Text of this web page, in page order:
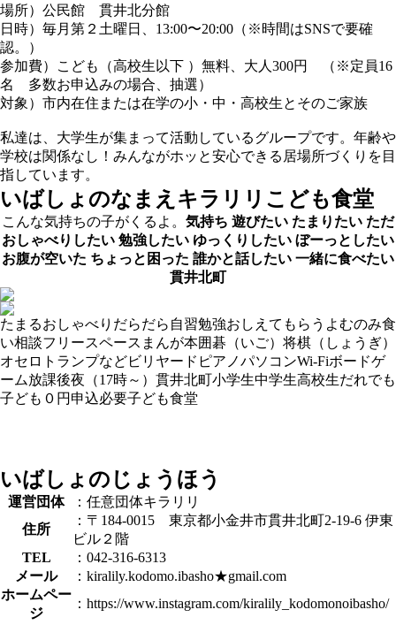
場所）公民館 貫井北分館
日時）毎月第２土曜日、13:00〜20:00（※時間はSNSで要確
認。）
参加費）こども（高校生以下 ）無料、大人300円 （※定員16
名 多数お申込みの場合、抽選）
対象）市内在住または在学の小・中・高校生とそのご家族
私達は、大学生が集まって活動しているグループです。年齢や
学校は関係なし！みんながホッと安心できる居場所づくりを目
指しています。
いばしょのなまえ キラリリこども食堂
こんな気持ちの子がくるよ。 気持ち 遊びたい たまりたい ただ
おしゃべりしたい 勉強したい ゆっくりしたい ぼーっとしたい
お腹が空いた ちょっと困った 誰かと話したい 一緒に食べたい
貫井北町
たまるおしゃべり だらだら 自習勉強おしえてもらう よむのみ食
い相談フリースペース まんが本囲碁（いご） 将棋（しょうぎ）
オセロ トランプなどビリヤード ピアノパソコンWi-Fiボードゲ
ーム放課後夜（17時～） 貫井北町小学生中学生高校生だれでも
子ども０円 申込必要子ども食堂
いばしょのじょうほう
運営団体
：任意団体キラリリ
住所
：〒184-0015 東京都小金井市貫井北町2-19-6 伊東
ビル２階
TEL
：042-316-6313
メール
：kiralily.kodomo.ibasho★gmail.com
ホームペー
ジ
：https://www.instagram.com/kiralily_kodomonoibasho/